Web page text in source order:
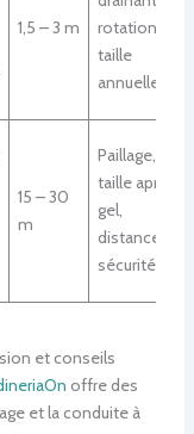
1,5 – 3 m
rotation,
taille
annuelle
15 – 30
m
Paillage,
taille après
gel,
distance de
sécurité
et conseils
offre des
et la conduite à